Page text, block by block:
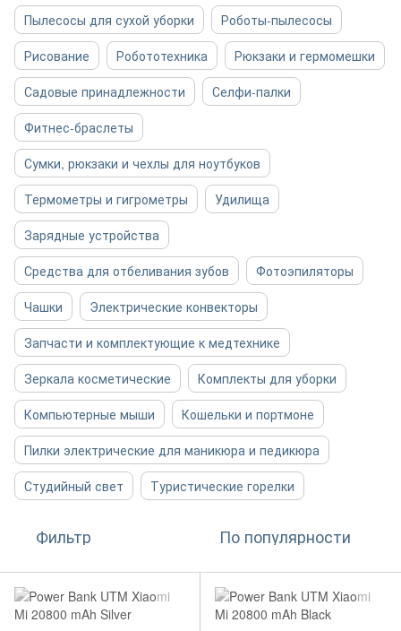
Пылесосы для сухой уборки
Роботы-пылесосы
Рисование
Робототехника
Рюкзаки и гермомешки
Садовые принадлежности
Селфи-палки
Фитнес-браслеты
Сумки, рюкзаки и чехлы для ноутбуков
Термометры и гигрометры
Удилища
Зарядные устройства
Средства для отбеливания зубов
Фотоэпиляторы
Чашки
Электрические конвекторы
Запчасти и комплектующие к медтехнике
Зеркала косметические
Комплекты для уборки
Компьютерные мыши
Кошельки и портмоне
Пилки электрические для маникюра и педикюра
Студийный свет
Туристические горелки
Фильтр По популярности